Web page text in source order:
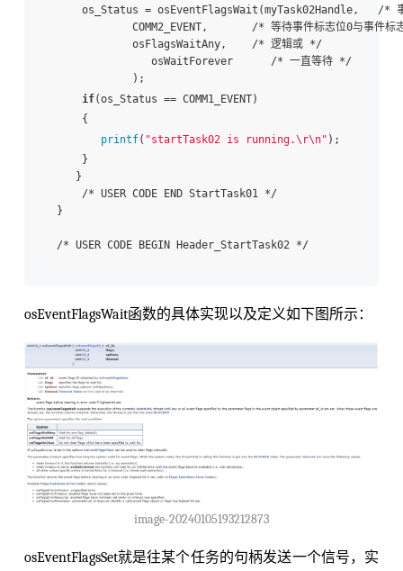
os_Status = osEventFlagsWait(myTask02Handle,   /*
COMM2_EVENT,       /* 等待事件标志位0与事件标
osFlagsWaitAny,    /* 逻辑或 */
osWaitForever      /* 一直等待 */
);
if(os_Status == COMM1_EVENT)
{
printf( "startTask02 is running.\r\n" );
}
}
/* USER CODE END StartTask01 */
}
/* USER CODE BEGIN Header_StartTask02 */
osEventFlagsWait函数的具体实现以及定义如下图所示：
image-20240105193212873
osEventFlagsSet就是往某个任务的句柄发送一个信号，实